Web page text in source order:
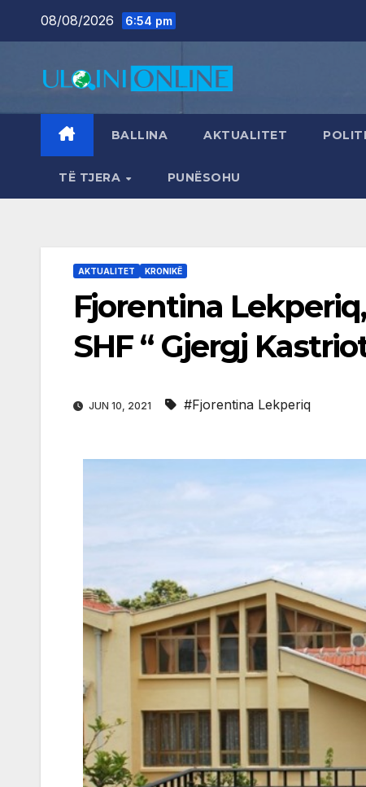
08/08/2026 6:54 pm
BALLINA AKTUALITET
TË TJERA PUNËSOHU
AKTUALITET KRONIKË
Fjorentina
SHF “ Gjergj
JUN 10, 2021 #Fjorentina Lekperiq